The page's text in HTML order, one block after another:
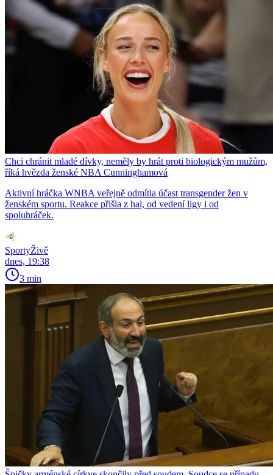
Chci chránit mladé dívky, neměly by hrát proti biologickým mužům,
říká hvězda ženské NBA Cunninghamová
Aktivní hráčka WNBA veřejně odmítla účast transgender žen v
ženském sportu. Reakce přišla z hal, od vedení ligy i od
spoluhráček.
SportyŽivě
dnes, 19:38
3 min